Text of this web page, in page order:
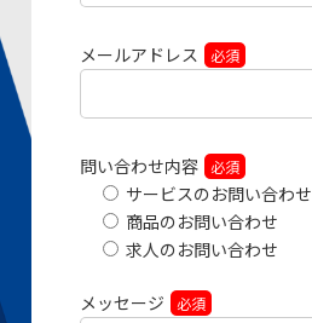
メールアドレス 必須
問い合わせ内容 必須
サービスのお問い合わせ
商品のお問い合わせ
求人のお問い合わせ
メッセージ 必須